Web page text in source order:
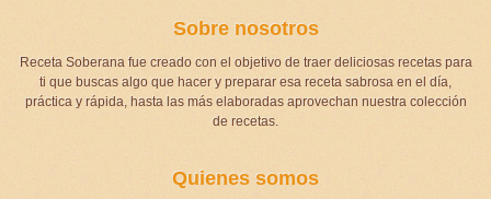
Sobre nosotros
Receta Soberana fue creado con el objetivo de traer deliciosas recetas para
ti que buscas algo que hacer y preparar esa receta sabrosa en el día,
práctica y rápida, hasta las más elaboradas aprovechan nuestra colección
de recetas.
Quienes somos